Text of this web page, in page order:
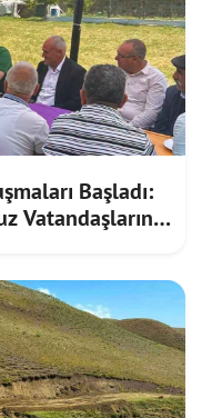
Başladı:
Vatandaşların